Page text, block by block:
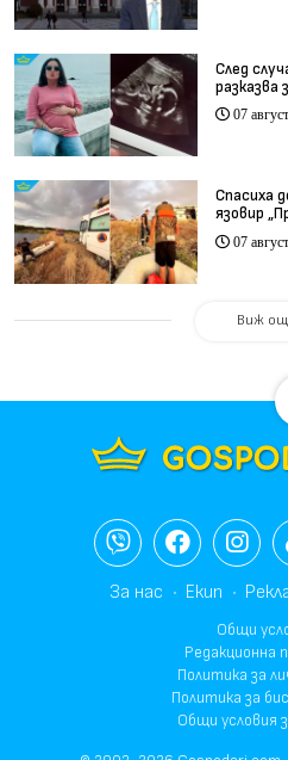
След
разказва
при
07
Спасиха
язовир
07
Виж
За нас Екип
Общи
Редакционна
Политика за
Политика за
Общи условия